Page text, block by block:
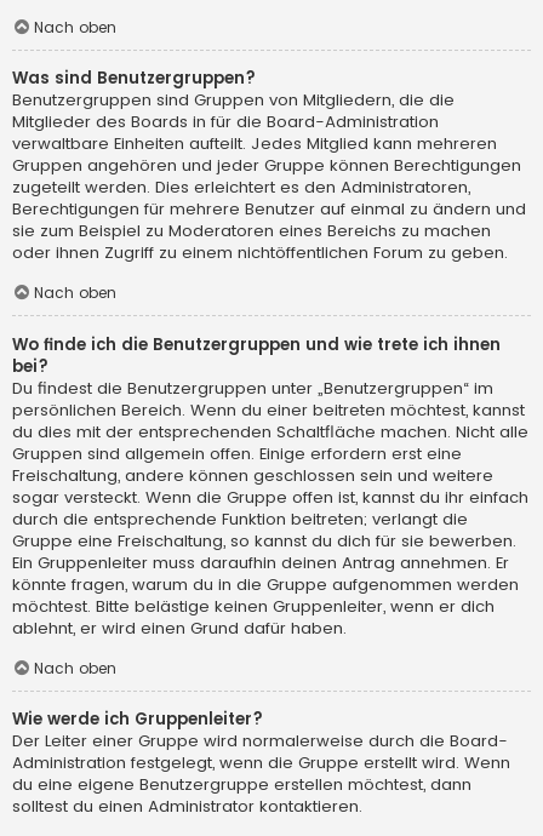
Nach oben
Was sind Benutzergruppen?
Benutzergruppen sind Gruppen von Mitgliedern, die die
Mitglieder des Boards in für die Board-Administration
verwaltbare Einheiten aufteilt. Jedes Mitglied kann mehreren
Gruppen angehören und jeder Gruppe können Berechtigungen
zugeteilt werden. Dies erleichtert es den Administratoren,
Berechtigungen für mehrere Benutzer auf einmal zu ändern und
sie zum Beispiel zu Moderatoren eines Bereichs zu machen
oder ihnen Zugriff zu einem nichtöffentlichen Forum zu geben.
Nach oben
Wo finde ich die Benutzergruppen und wie trete ich ihnen
bei?
Du findest die Benutzergruppen unter „Benutzergruppen“ im
persönlichen Bereich. Wenn du einer beitreten möchtest, kannst
du dies mit der entsprechenden Schaltfläche machen. Nicht alle
Gruppen sind allgemein offen. Einige erfordern erst eine
Freischaltung, andere können geschlossen sein und weitere
sogar versteckt. Wenn die Gruppe offen ist, kannst du ihr einfach
durch die entsprechende Funktion beitreten; verlangt die
Gruppe eine Freischaltung, so kannst du dich für sie bewerben.
Ein Gruppenleiter muss daraufhin deinen Antrag annehmen. Er
könnte fragen, warum du in die Gruppe aufgenommen werden
möchtest. Bitte belästige keinen Gruppenleiter, wenn er dich
ablehnt, er wird einen Grund dafür haben.
Nach oben
Wie werde ich Gruppenleiter?
Der Leiter einer Gruppe wird normalerweise durch die Board-
Administration festgelegt, wenn die Gruppe erstellt wird. Wenn
du eine eigene Benutzergruppe erstellen möchtest, dann
solltest du einen Administrator kontaktieren.